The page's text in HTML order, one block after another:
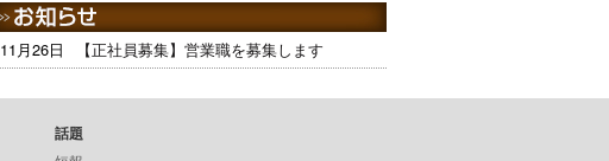
11月26日 【正社員募集】営業職を募集します
話題